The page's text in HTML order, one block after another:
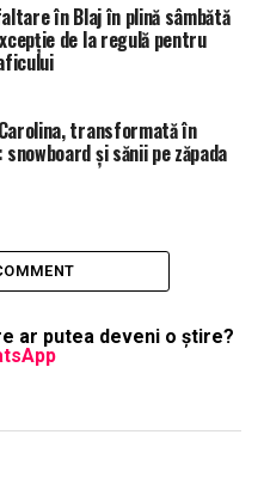
în Blaj în plină sâmbătă
de la regulă pentru
transformată în
și sănii pe zăpada
ar putea deveni o ştire?